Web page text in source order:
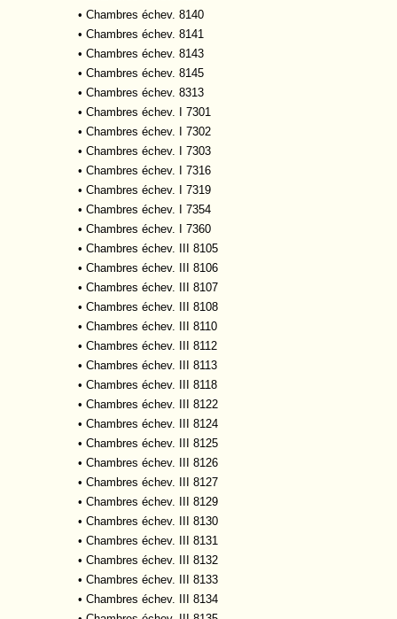
• Chambres échev. 8140
• Chambres échev. 8141
• Chambres échev. 8143
• Chambres échev. 8145
• Chambres échev. 8313
• Chambres échev. I 7301
• Chambres échev. I 7302
• Chambres échev. I 7303
• Chambres échev. I 7316
• Chambres échev. I 7319
• Chambres échev. I 7354
• Chambres échev. I 7360
• Chambres échev. III 8105
• Chambres échev. III 8106
• Chambres échev. III 8107
• Chambres échev. III 8108
• Chambres échev. III 8110
• Chambres échev. III 8112
• Chambres échev. III 8113
• Chambres échev. III 8118
• Chambres échev. III 8122
• Chambres échev. III 8124
• Chambres échev. III 8125
• Chambres échev. III 8126
• Chambres échev. III 8127
• Chambres échev. III 8129
• Chambres échev. III 8130
• Chambres échev. III 8131
• Chambres échev. III 8132
• Chambres échev. III 8133
• Chambres échev. III 8134